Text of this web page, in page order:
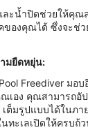
ะน้ำปิดช่วยให้คุณ
ของคุณได้ ซึ่งจะช่
มยืดหยุ่น:
Freediver มอ
เอง คุณสามารถอัป
เต็มรูปแบบได้ในภ
ทะเลเปิดให้ครบถ้